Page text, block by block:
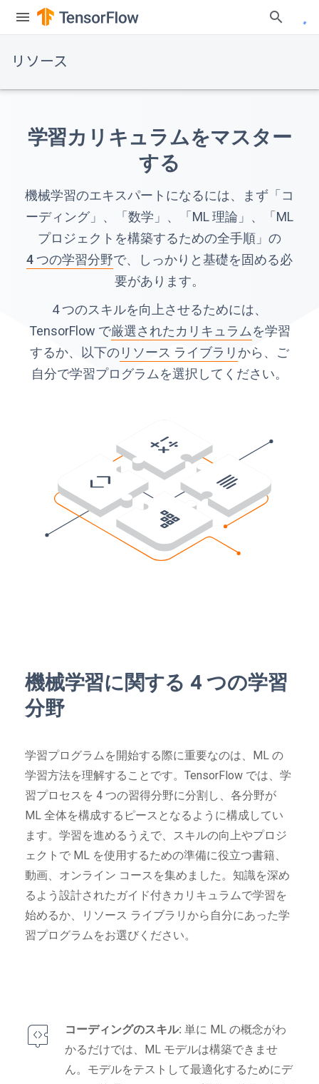
リソース
学習カリキュラムをマスター
する
機械学習のエキスパートになるには、まず「コ
ーディング」、「数学」、「ML 理論」、「ML
プロジェクトを構築するための全手順」の
4 つの学習分野で、しっかりと基礎を固める必
要があります。
4 つのスキルを向上させるためには、
TensorFlow で厳選されたカリキュラムを学習
するか、以下のリソース ライブラリから、ご
自分で学習プログラムを選択してください。
機械学習に関する 4 つの学習
分野
学習プログラムを開始する際に重要なのは、ML の
学習方法を理解することです。TensorFlow では、学
習プロセスを 4 つの習得分野に分割し、各分野が
ML 全体を構成するピースとなるように構成してい
ます。学習を進めるうえで、スキルの向上やプロジ
ェクトで ML を使用するための準備に役立つ書籍、
動画、オンライン コースを集めました。知識を深め
るよう設計されたガイド付きカリキュラムで学習を
始めるか、リソース ライブラリから自分にあった学
習プログラムをお選びください。
コーディングのスキル: 単に ML の概念がわ
かるだけでは、ML モデルは構築できませ
ん。モデルをテストして最適化するためにデ